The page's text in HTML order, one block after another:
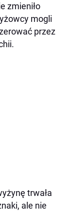
zmieniło
mogli
przez
trwała
ale nie